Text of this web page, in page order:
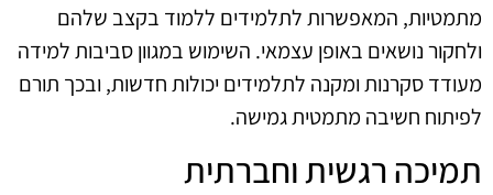
מתמטיות, המאפשרות לתלמידים ללמוד בקצב שלהם
ולחקור נושאים באופן עצמאי. השימוש במגוון סביבות למידה
מעודד סקרנות ומקנה לתלמידים יכולות חדשות, ובכך תורם
לפיתוח חשיבה מתמטית גמישה.
תמיכה רגשית וחברתית